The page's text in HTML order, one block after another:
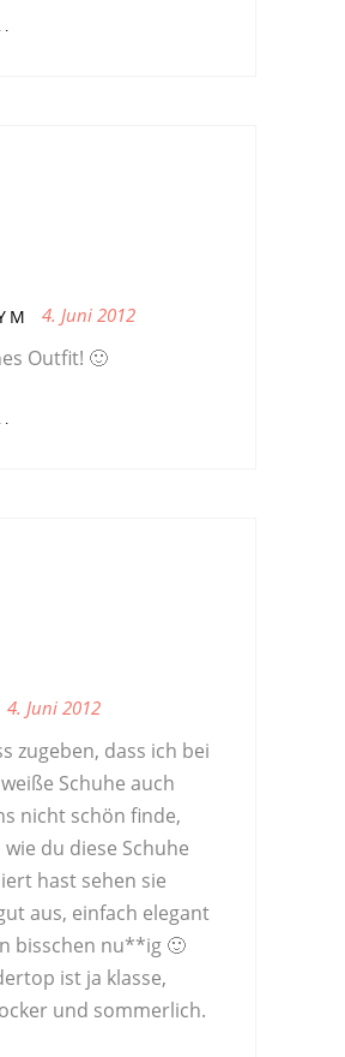
4. Juni 2012
Outfit! 🙂
4. Juni 2012
zugeben, dass ich bei
Schuhe auch
nicht schön finde,
du diese Schuhe
hast sehen sie
aus, einfach elegant
bisschen nu**ig 🙂
ist ja klasse,
und sommerlich.